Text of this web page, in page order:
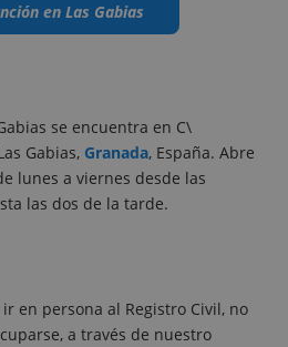
en Las Gabias
se encuentra en C\
Gabias, Granada, España. Abre
lunes a viernes desde las
las dos de la tarde.
en persona al Registro Civil, no
a través de nuestro